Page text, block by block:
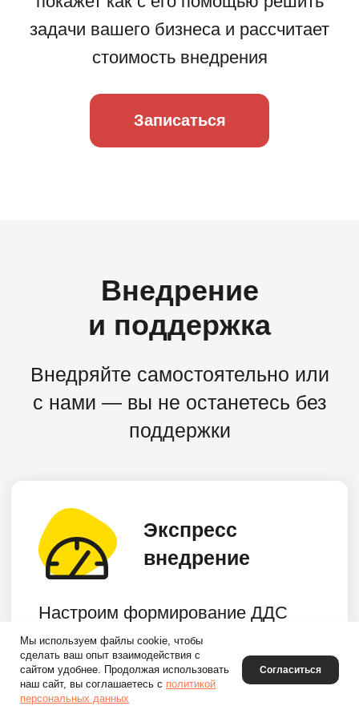
Мы используем файлы cookie, чтобы
сделать ваш опыт взаимодействия с
сайтом удобнее. Продолжая использовать
наш сайт, вы соглашаетесь с политикой
персональных данных
Согласиться